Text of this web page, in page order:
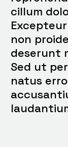
cillum
non
deserunt
Sed ut
natus